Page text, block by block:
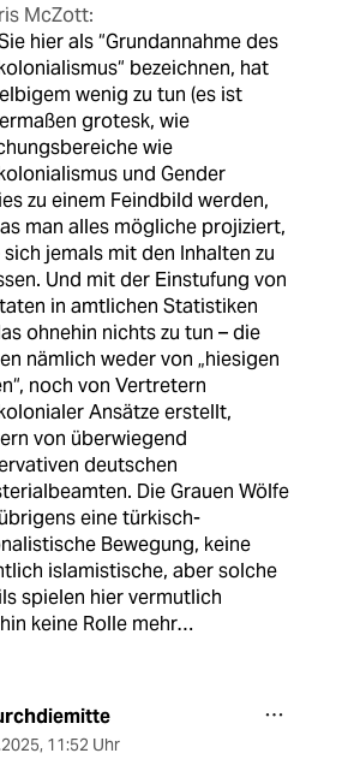
McZott:
hier als “Grundannahme des
bezeichnen, hat
wenig zu tun (es ist
grotesk, wie
wie
und Gender
zu einem Feindbild werden,
man alles mögliche projiziert,
jemals mit den Inhalten zu
Und mit der Einstufung von
in amtlichen Statistiken
ohnehin nichts zu tun – die
nämlich weder von „hiesigen
noch von Vertretern
Ansätze erstellt,
von überwiegend
deutschen
Die Grauen Wölfe
eine türkisch-
Bewegung, keine
islamistische, aber solche
spielen hier vermutlich
keine Rolle mehr…
, 11:52 Uhr